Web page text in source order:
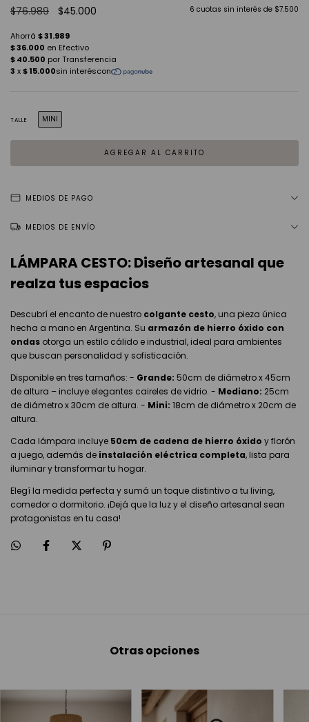
$76.989 $45.000 6 cuotas sin interés de $7.500
TALLE MINI
MEDIOS DE PAGO
MEDIOS DE ENVÍO
LÁMPARA CESTO: Diseño artesanal que
realza tus espacios
Descubrí el encanto de nuestro colgante cesto, una pieza única
hecha a mano en Argentina. Su armazón de hierro óxido con
ondas otorga un estilo cálido e industrial, ideal para ambientes
que buscan personalidad y sofisticación.
Disponible en tres tamaños: - Grande: 50cm de diámetro x 45cm
de altura – incluye elegantes caireles de vidrio. - Mediano: 25cm
de diámetro x 30cm de altura. - Mini: 18cm de diámetro x 20cm de
altura.
Cada lámpara incluye 50cm de cadena de hierro óxido y florón
a juego, además de instalación eléctrica completa, lista para
iluminar y transformar tu hogar.
Elegí la medida perfecta y sumá un toque distintivo a tu living,
comedor o dormitorio. ¡Dejá que la luz y el diseño artesanal sean
protagonistas en tu casa!
Otras opciones